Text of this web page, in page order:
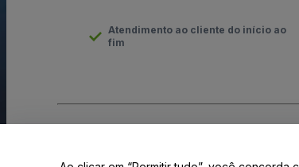
Atendimento ao cliente do início ao
fim